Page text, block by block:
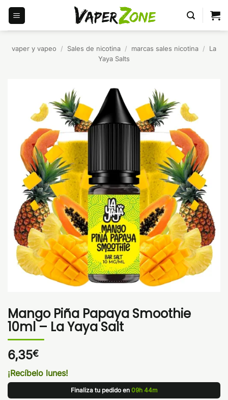
Saltar
contenido
vaper y vapeo / Sales de nicotina / marcas sales nicotina /
La
Yaya Salts
Mango Piña Papaya Smoothie
10ml – La Yaya Salt
6,35€
¡Recíbelo lunes!
Finaliza tu pedido en 09h 44m